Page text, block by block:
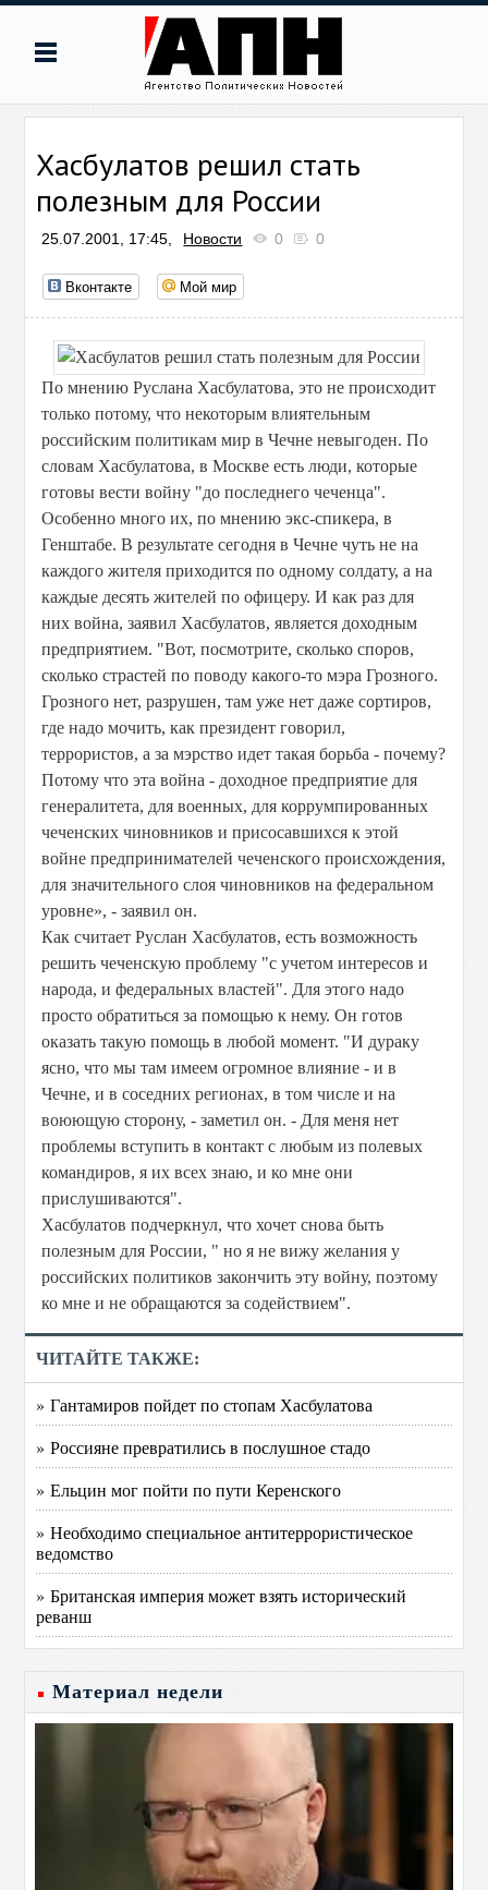
Хасбулатов решил стать
полезным для России
25.07.2001, 17:45, Новости 0 0
Вконтакте Мой мир
По мнению Руслана Хасбулатова, это не происходит
только потому, что некоторым влиятельным
российским политикам мир в Чечне невыгоден. По
словам Хасбулатова, в Москве есть люди, которые
готовы вести войну "до последнего чеченца".
Особенно много их, по мнению экс-спикера, в
Генштабе. В результате сегодня в Чечне чуть не на
каждого жителя приходится по одному солдату, а на
каждые десять жителей по офицеру. И как раз для
них война, заявил Хасбулатов, является доходным
предприятием. "Вот, посмотрите, сколько споров,
сколько страстей по поводу какого-то мэра Грозного.
Грозного нет, разрушен, там уже нет даже сортиров,
где надо мочить, как президент говорил,
террористов, а за мэрство идет такая борьба - почему?
Потому что эта война - доходное предприятие для
генералитета, для военных, для коррумпированных
чеченских чиновников и присосавшихся к этой
войне предпринимателей чеченского происхождения,
для значительного слоя чиновников на федеральном
уровне», - заявил он.
Как считает Руслан Хасбулатов, есть возможность
решить чеченскую проблему "с учетом интересов и
народа, и федеральных властей". Для этого надо
просто обратиться за помощью к нему. Он готов
оказать такую помощь в любой момент. "И дураку
ясно, что мы там имеем огромное влияние - и в
Чечне, и в соседних регионах, в том числе и на
воюющую сторону, - заметил он. - Для меня нет
проблемы вступить в контакт с любым из полевых
командиров, я их всех знаю, и ко мне они
прислушиваются".
Хасбулатов подчеркнул, что хочет снова быть
полезным для России, " но я не вижу желания у
российских политиков закончить эту войну, поэтому
ко мне и не обращаются за содействием".
ЧИТАЙТЕ ТАКЖЕ:
» Гантамиров пойдет по стопам Хасбулатова
» Россияне превратились в послушное стадо
» Ельцин мог пойти по пути Керенского
» Необходимо специальное антитеррористическое
ведомство
» Британская империя может взять исторический
реванш
Материал недели